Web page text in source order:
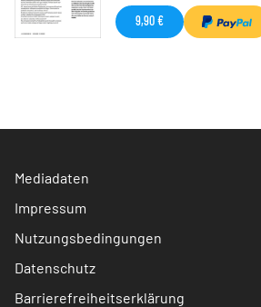
9,90 €
Mediadaten
Impressum
Nutzungsbedingungen
Datenschutz
Barrierefreiheitserklärung